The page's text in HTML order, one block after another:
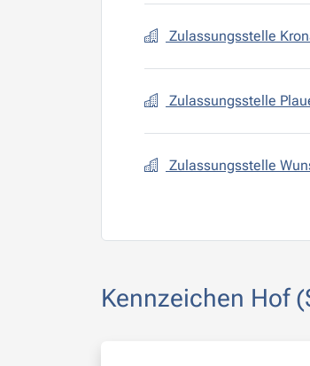
Zulassungsstelle
Zulassungsstelle
Zulassungsstelle
Kennzeichen Hof